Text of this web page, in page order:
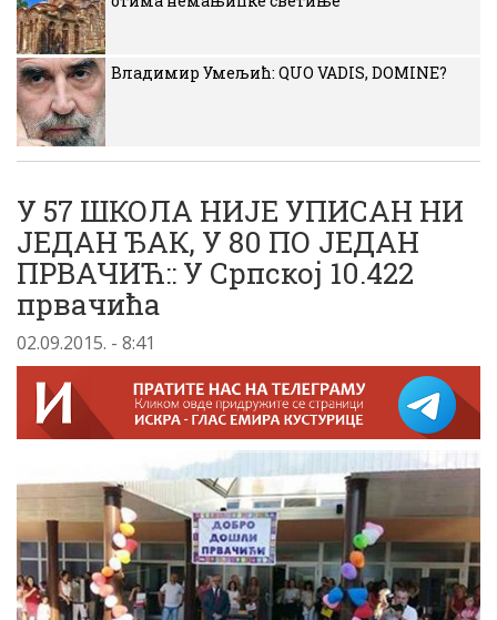
Владимир Умељић: QUO VADIS, DOMINE?
У 57 ШКОЛА НИЈЕ УПИСАН НИ
ЈЕДАН ЂАК, У 80 ПО ЈЕДАН
ПРВАЧИЋ:: У Српској 10.422
првачића
02.09.2015. - 8:41